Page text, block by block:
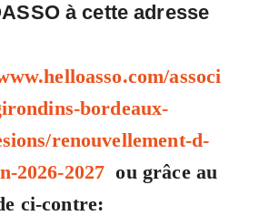
à cette adresse
associ
bordeaux-
renouvellement-d-
2026-2027 ou grâce au
ci-contre: